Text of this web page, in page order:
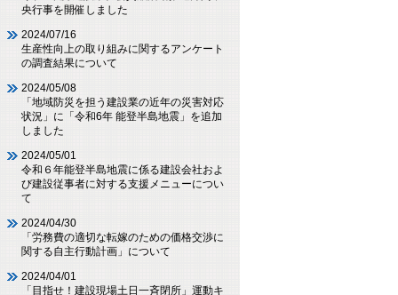
央行事を開催しました
2024/07/16
生産性向上の取り組みに関するアンケート
の調査結果について
2024/05/08
「地域防災を担う建設業の近年の災害対応
状況」に「令和6年 能登半島地震」を追加
しました
2024/05/01
令和６年能登半島地震に係る建設会社およ
び建設従事者に対する支援メニューについ
て
2024/04/30
「労務費の適切な転嫁のための価格交渉に
関する自主行動計画」について
2024/04/01
「目指せ！建設現場土日一斉閉所」運動キ